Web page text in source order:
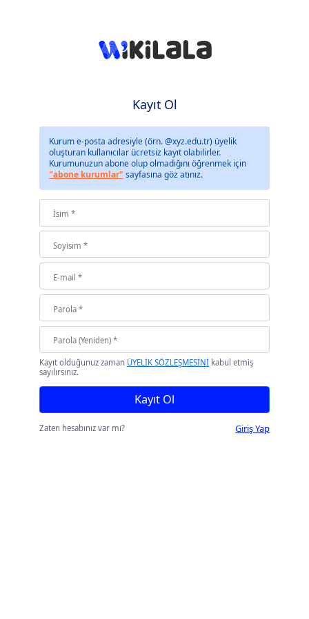
Kayıt Ol
Kurum e-posta adresiyle (örn. @xyz.edu.tr) üyelik
oluşturan kullanıcılar ücretsiz kayıt olabilirler.
Kurumunuzun abone olup olmadığını öğrenmek için
"abone kurumlar" sayfasına göz atınız.
Kayıt olduğunuz zaman ÜYELİK SÖZLEŞMESİNİkabul etmiş
sayılırsınız.
Kayıt Ol
Zaten hesabınız var mı? Giriş Yap